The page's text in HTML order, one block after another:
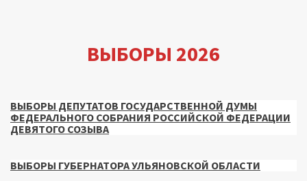
ВЫБОРЫ 2026
ВЫБОРЫ ДЕПУТАТОВ ГОСУДАРСТВЕННОЙ ДУМЫ
ФЕДЕРАЛЬНОГО СОБРАНИЯ РОССИЙСКОЙ ФЕДЕРАЦИИ
ДЕВЯТОГО СОЗЫВА
ВЫБОРЫ ГУБЕРНАТОРА УЛЬЯНОВСКОЙ ОБЛАСТИ